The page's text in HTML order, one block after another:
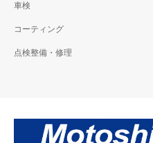
車検
コーティング
点検整備・修理